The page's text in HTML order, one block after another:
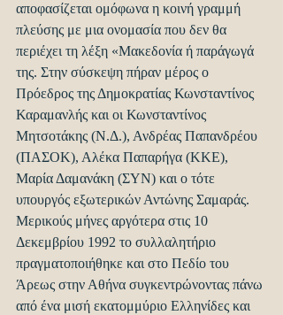
αποφασίζεται ομόφωνα η κοινή γραμμή
πλεύσης με μια ονομασία που δεν θα
περιέχει τη λέξη «Μακεδονία ή παράγωγά
της. Στην σύσκεψη πήραν μέρος ο
Πρόεδρος της Δημοκρατίας Κωνσταντίνος
Καραμανλής και οι Κωνσταντίνος
Μητσοτάκης (Ν.Δ.), Ανδρέας Παπανδρέου
(ΠΑΣΟΚ), Αλέκα Παπαρήγα (ΚΚΕ),
Μαρία Δαμανάκη (ΣΥΝ) και ο τότε
υπουργός εξωτερικών Αντώνης Σαμαράς.
Μερικούς μήνες αργότερα στις 10
Δεκεμβρίου 1992 το συλλαλητήριο
πραγματοποιήθηκε και στο Πεδίο του
Άρεως στην Αθήνα συγκεντρώνοντας πάνω
από ένα μισή εκατομμύριο Ελληνίδες και